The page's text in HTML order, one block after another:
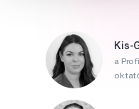
Kis-
a